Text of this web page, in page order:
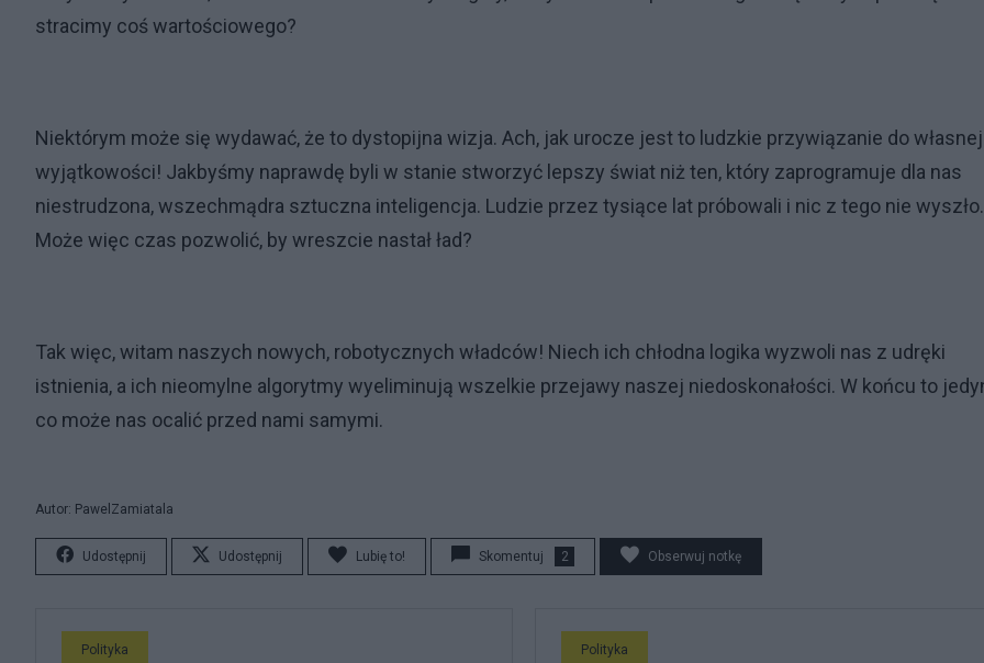
stracimy coś wartościowego?
Niektórym może się wydawać, że to dystopijna wizja. Ach, jak urocze jest to ludzkie przywiązanie do własnej
wyjątkowości! Jakbyśmy naprawdę byli w stanie stworzyć lepszy świat niż ten, który zaprogramuje dla nas
niestrudzona, wszechmądra sztuczna inteligencja. Ludzie przez tysiące lat próbowali i nic z tego nie wyszło.
Może więc czas pozwolić, by wreszcie nastał ład?
Tak więc, witam naszych nowych, robotycznych władców! Niech ich chłodna logika wyzwoli nas z udręki
istnienia, a ich nieomylne algorytmy wyeliminują wszelkie przejawy naszej niedoskonałości. W końcu to
co może nas ocalić przed nami samymi.
Autor: PawelZamiatala
Udostępnij Udostępnij Lubię to! Skomentuj 2 Obserwuj notkę
Polityka Polityka